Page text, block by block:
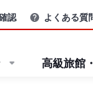
認 よくある質
高級旅館